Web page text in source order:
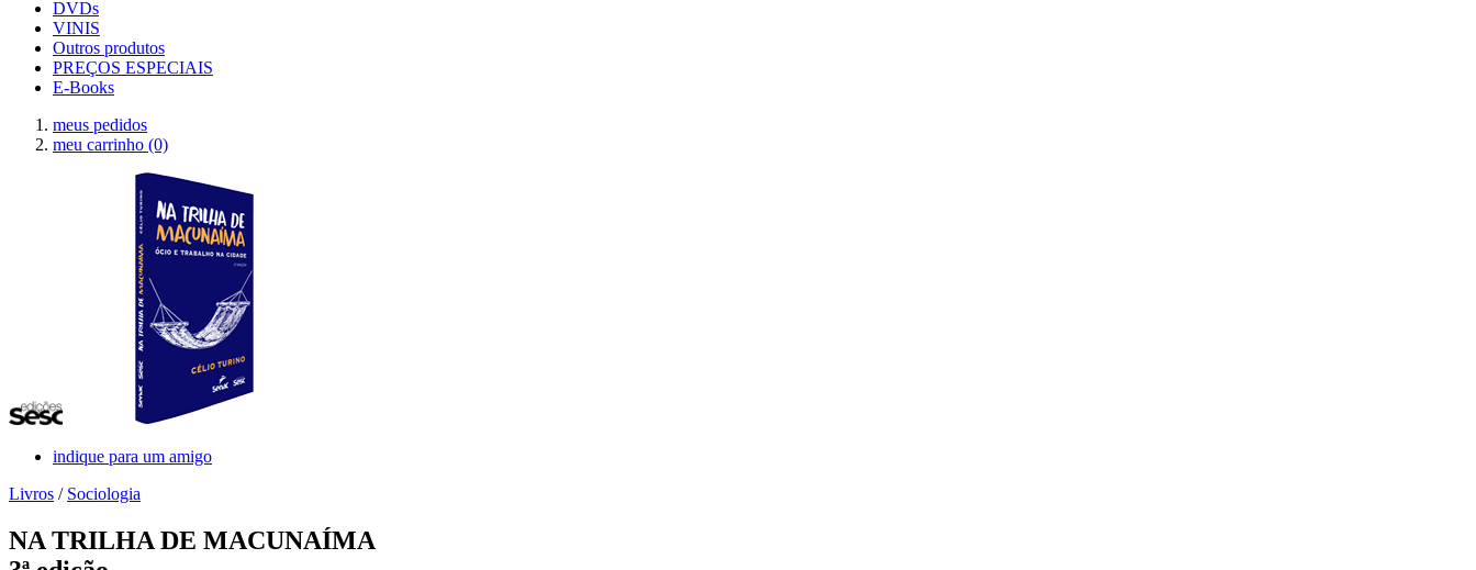
DVDs
VINIS
Outros produtos
PREÇOS ESPECIAIS
E-Books
meus pedidos
meu carrinho (0)
indique para um amigo
Livros / Sociologia
NA TRILHA DE MACUNAÍMA